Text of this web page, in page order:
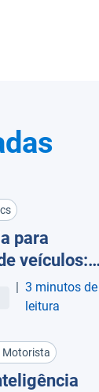
para
veículos:
dos seus
| 3 minutos de
leitura
Motorista